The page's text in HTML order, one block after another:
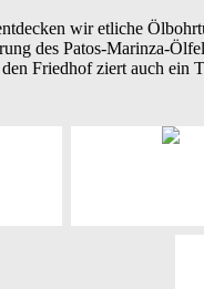
wir etliche
des Patos-Marinza-
Friedhof ziert auch ein